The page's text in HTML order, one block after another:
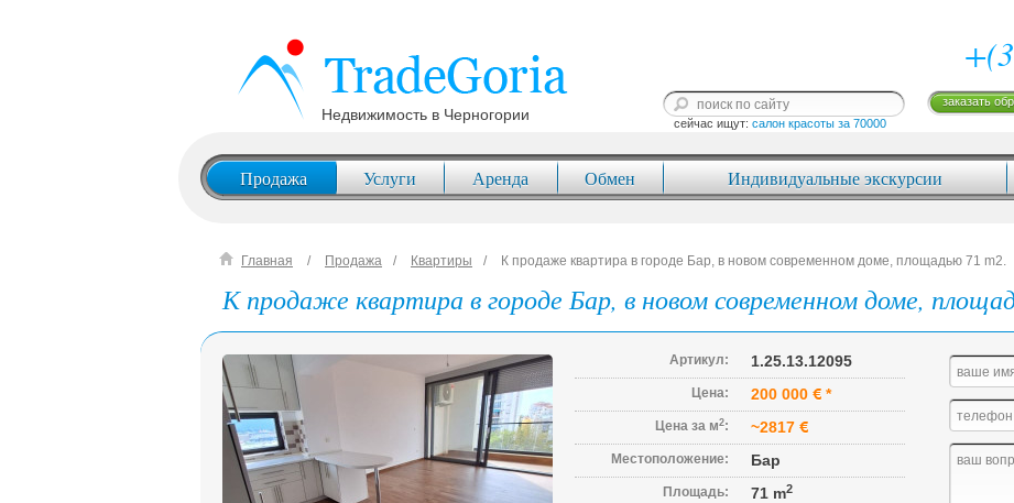
Недвижимость в Черногории сейчас ищут: салон красоты за 70000
заказать
Продажа Услуги Аренда Обмен Индивидуальные экскурсии
Главная Продажа Квартиры К продаже квартира в городе Бар, в новом современном доме, площадью 71 m2.
К продаже квартира в городе Бар, в новом современном доме,
Артикул: 1.25.13.12095
Цена: 200 000 *
Цена за м2: ~2817
Местоположение: Бар
Площадь: 71 m2